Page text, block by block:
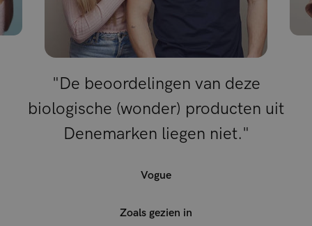
"De beoordelingen van deze
biologische (wonder) producten uit
Denemarken liegen niet."
Vogue
Zoals gezien in